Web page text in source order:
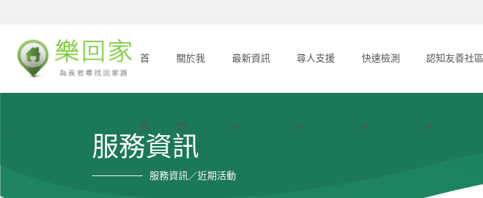
首
頁
關於我
們
最新資訊 尋人支援 快速檢測 認知友善社區
服務資訊
服務資訊／近期活動